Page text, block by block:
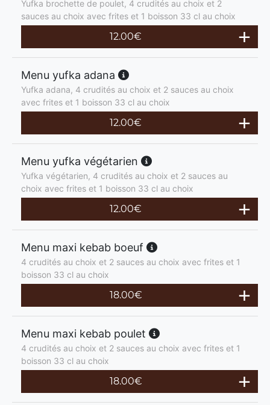
Yufka brochette de poulet, 4 crudités au choix et 2
sauces au choix avec frites et 1 boisson 33 cl au choix
12.00€
Menu yufka adana
Yufka adana, 4 crudités au choix et 2 sauces au choix
avec frites et 1 boisson 33 cl au choix
12.00€
Menu yufka végétarien
Yufka végétarien, 4 crudités au choix et 2 sauces au
choix avec frites et 1 boisson 33 cl au choix
12.00€
Menu maxi kebab boeuf
4 crudités au choix et 2 sauces au choix avec frites et 1
boisson 33 cl au choix
18.00€
Menu maxi kebab poulet
4 crudités au choix et 2 sauces au choix avec frites et 1
boisson 33 cl au choix
18.00€